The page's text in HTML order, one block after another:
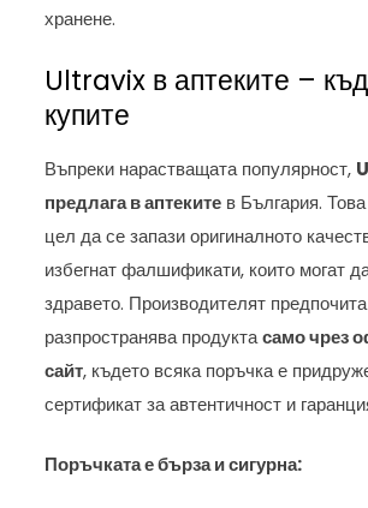
хранене.
Ultravix в аптеките –
купите
Въпреки нарастващата популярност,
предлага в аптеките в България.
цел да се запази оригиналното
избегнат фалшификати, които могат
здравето. Производителят
разпространява продуктасамо чрез
сайт, където всяка поръчка е
сертификат за автентичност и
Поръчката е бърза и сигурна: